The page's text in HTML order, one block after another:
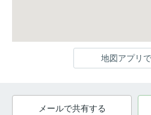
地図アプリ
メールで共有する